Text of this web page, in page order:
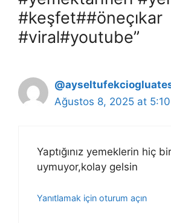
#keşfet##öneçıkar
#viral#youtube”
Ağustos 8, 2025 at
Yaptığınız yemeklerin hiç
uymuyor,kolay gelsin
Yanıtlamak için oturum açın